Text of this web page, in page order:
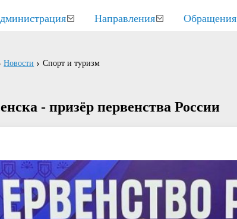
Направления Обращения
Новости Спорт и туризм
- призёр первенства России